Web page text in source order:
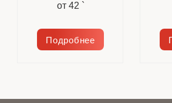
от 42 `
Подробнее